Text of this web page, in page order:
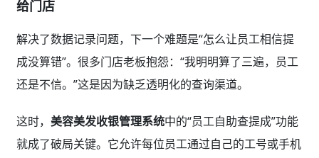
给门店
解决了数据记录问题，下一个难题是“怎么让员工相信提
成没算错”。很多门店老板抱怨：“我明明算了三遍，员工
还是不信。”这是因为缺乏透明化的查询渠道。
这时， 美容美发收银管理系统中的“员工自助查提成”功能
就成了破局关键。它允许每位员工通过自己的工号或手机